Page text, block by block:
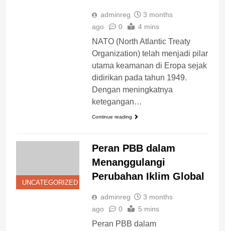
adminreg
3 months
ago
0 4 mins
NATO (North Atlantic Treaty
Organization) telah menjadi pilar
utama keamanan di Eropa sejak
didirikan pada tahun 1949.
Dengan meningkatnya
ketegangan…
Continue reading
UNCATEGORIZED
Peran PBB dalam
Menanggulangi
Perubahan Iklim Global
adminreg
3 months
ago
0 5 mins
Peran PBB dalam